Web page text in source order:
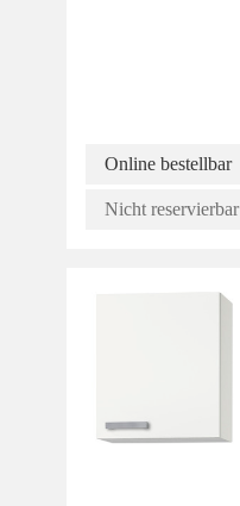
Online bestellbar
Nicht reservierbar